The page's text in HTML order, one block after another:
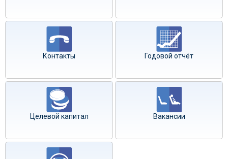
Контакты Годовой отчёт
Целевой капитал Вакансии